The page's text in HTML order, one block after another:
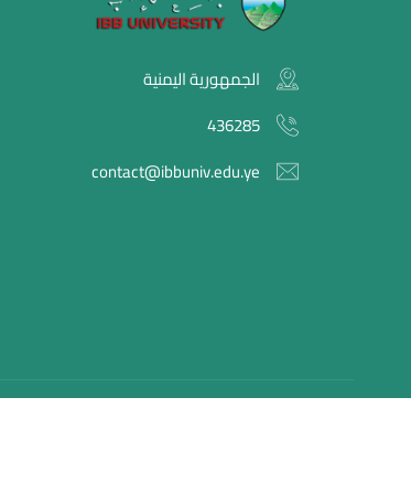
الجمهورية اليمنية
436285
contact@ibbuniv.edu.ye